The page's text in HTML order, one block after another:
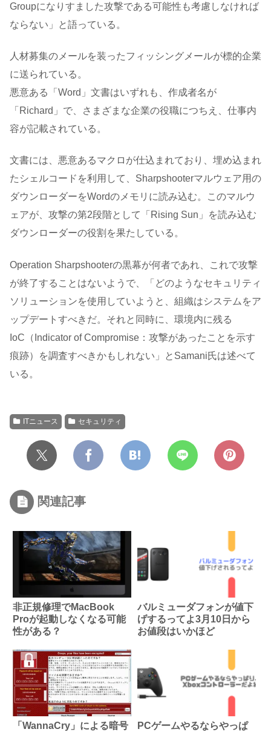
Groupになりすました攻撃である可能性も考慮しなければ
ならない」と語っている。
人材募集のメールを装ったフィッシングメールが標的企業
に送られている。
悪意ある「Word」文書はいずれも、作成者名が
「Richard」で、さまざまな企業の役職につちえ、仕事内
容が記載されている。
文書には、悪意あるマクロが仕込まれており、埋め込まれ
たシェルコードを利用して、Sharpshooterマルウェア用の
ダウンローダーをWordのメモリに読み込む。このマルウ
ェアが、攻撃の第2段階として「Rising Sun」を読み込む
ダウンローダーの役割を果たしている。
Operation Sharpshooterの黒幕が何者であれ、これで攻撃
が終了することはないようで、「どのようなセキュリティ
ソリューションを使用していようと、組織はシステムをア
ップデートすべきだ。それと同時に、環境内に残る
IoC（Indicator of Compromise：攻撃があったことを示す
痕跡）を調査すべきかもしれない」とSamani氏は述べて
いる。
ITニュース セキュリティ
関連記事
非正規修理でMacBook
Proが起動しなくなる可能
性がある？
バルミューダフォンが値下
げするってよ3月10日から
お値段はいかほど
「WannaCry」による暗号
PCゲームやるならやっぱ